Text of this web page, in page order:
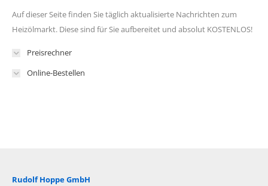
Auf dieser Seite finden Sie täglich aktualisierte Nachrichten zum
Heizölmarkt. Diese sind für Sie aufbereitet und absolut KOSTENLOS!
Preisrechner
Online-Bestellen
Rudolf Hoppe GmbH